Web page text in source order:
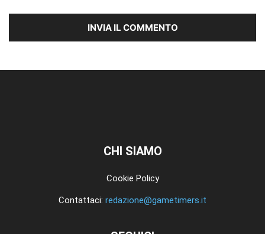
CHI SIAMO
Cookie Policy
Contattaci: redazione@gametimers.it